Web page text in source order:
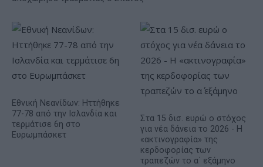
Εθνική Νεανίδων: Ηττήθηκε
77-78 από την Ισλανδία και
τερμάτισε 6η στο
Ευρωμπάσκετ
Στα 15 δισ. ευρώ ο στόχος
για νέα δάνεια το 2026 - Η
«ακτινογραφία» της
κερδοφορίας των
τραπεζών το α΄ εξάμηνο